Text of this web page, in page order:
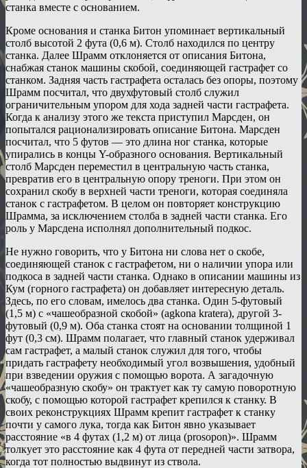
станка вместе с основанием.
Кроме основания и станка Битон упоминает вертикальный
столб высотой 2 фута (0,6 м). Столб находился по центру
станка. Далее Шрамм отклоняется от описания Битона,
снабжая станок машины скобой, соединяющей гастрафет со
станком. Задняя часть гастрафета осталась без опоры, поэтому
Шрамм посчитал, что двухфутовый столб служил
ограничительным упором для хода задней части гастрафета.
Когда к анализу этого же текста приступил Марсден, он
попытался рационализировать описание Битона. Марсден
посчитал, что 5 футов — это длина ног станка, которые
упирались в концы Y-образного основания. Вертикальный
столб Марсден переместил в центральную часть станка,
превратив его в центральную опору треноги. При этом он
сохранил скобу в верхней части треноги, которая соединяла
станок с гастрафетом. В целом он повторяет конструкцию
Шрамма, за исключением столба в задней части станка. Его
роль у Марсдена исполнял дополнительный подкос.
Не нужно говорить, что у Битона ни слова нет о скобе,
соединяющей станок с гастрафетом, ни о наличии упора или
подкоса в задней части станка. Однако в описании машины из
Кум (горного гастрафета) он добавляет интересную деталь.
Здесь, по его словам, имелось два станка. Один 5-футовый
(1,5 м) с «чашеобразной скобой» (agkona kratera), другой 3-
футовый (0,9 м). Оба станка стоят на основании толщиной 1
фут (0,3 см). Шрамм полагает, что главный станок удерживал
сам гастрафет, а малый станок служил для того, чтобы
придать гастрафету необходимый угол возвышения, удобный
при взведении оружия с помощью ворота. А загадочную
«чашеобразную скобу» он трактует как ту самую поворотную
скобу, с помощью которой гастрафет крепился к станку. В
своих реконструкциях Шрамм крепит гастрафет к станку
почти у самого лука, тогда как Битон явно указывает
расстояние «в 4 футах (1,2 м) от лица (prosopon)». Шрамм
толкует это расстояние как 4 фута от передней части затвора,
когда тот полностью выдвинут из ствола.